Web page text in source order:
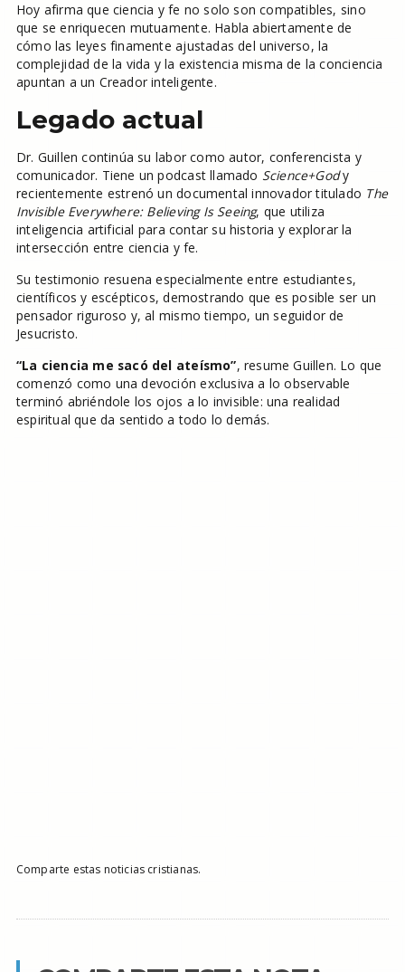
Hoy afirma que ciencia y fe no solo son compatibles, sino
que se enriquecen mutuamente. Habla abiertamente de
cómo las leyes finamente ajustadas del universo, la
complejidad de la vida y la existencia misma de la conciencia
apuntan a un Creador inteligente.
Legado actual
Dr. Guillen continúa su labor como autor, conferencista y
comunicador. Tiene un podcast llamado Science+Gody
recientemente estrenó un documental innovador titulado The
Invisible Everywhere: Believing Is Seeing, que utiliza
inteligencia artificial para contar su historia y explorar la
intersección entre ciencia y fe.
Su testimonio resuena especialmente entre estudiantes,
científicos y escépticos, demostrando que es posible ser un
pensador riguroso y, al mismo tiempo, un seguidor de
Jesucristo.
“La ciencia me sacó del ateísmo”, resume Guillen. Lo que
comenzó como una devoción exclusiva a lo observable
terminó abriéndole los ojos a lo invisible: una realidad
espiritual que da sentido a todo lo demás.
Comparte estas noticias cristianas.